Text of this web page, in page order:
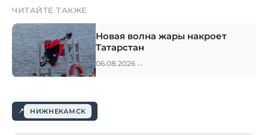
ЧИТАЙТЕ ТАКЖЕ
Новая волна жары накроет
Татарстан
06.08.2026 →
НИЖНЕКАМСК